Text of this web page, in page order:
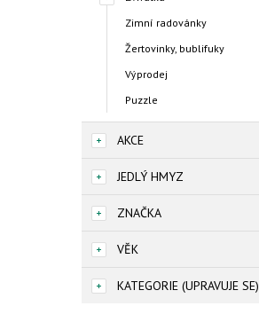
Zimní radovánky
Žertovinky, bublifuky
Výprodej
Puzzle
AKCE
JEDLÝ HMYZ
ZNAČKA
VĚK
KATEGORIE (UPRAVUJE SE)